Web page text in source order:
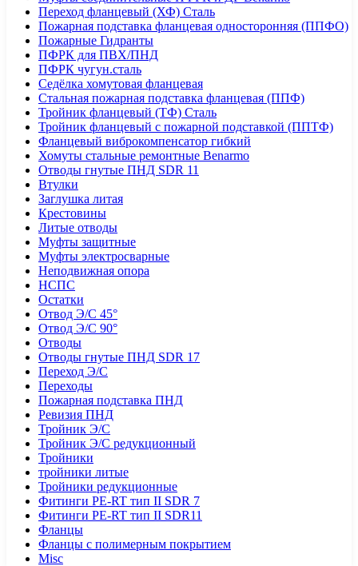
Переход фланцевый (ХФ) Сталь
Пожарная подставка фланцевая односторонняя (ППФО)
Пожарные Гидранты
ПФРК для ПВХ/ПНД
ПФРК чугун.сталь
Седёлка хомутовая фланцевая
Стальная пожарная подставка фланцевая (ППФ)
Тройник фланцевый (ТФ) Сталь
Тройник фланцевый с пожарной подставкой (ППТФ)
Фланцевый виброкомпенсатор гибкий
Хомуты стальные ремонтные Benarmo
Отводы гнутые ПНД SDR 11
Втулки
Заглушка литая
Крестовины
Литые отводы
Муфты защитные
Муфты электросварные
Неподвижная опора
НСПС
Остатки
Отвод Э/С 45°
Отвод Э/С 90°
Отводы
Отводы гнутые ПНД SDR 17
Переход Э/С
Переходы
Пожарная подставка ПНД
Ревизия ПНД
Тройник Э/С
Тройник Э/С редукционный
Тройники
тройники литые
Тройники редукционные
Фитинги PE-RT тип II SDR 7
Фитинги PE-RT тип II SDR11
Фланцы
Фланцы с полимерным покрытием
Misc